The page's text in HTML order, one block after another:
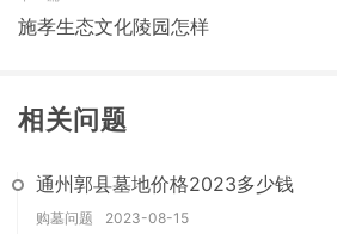
施孝生态文化陵园怎样
相关问题
通州郭县墓地价格2023多少钱
购墓问题 2023-08-15